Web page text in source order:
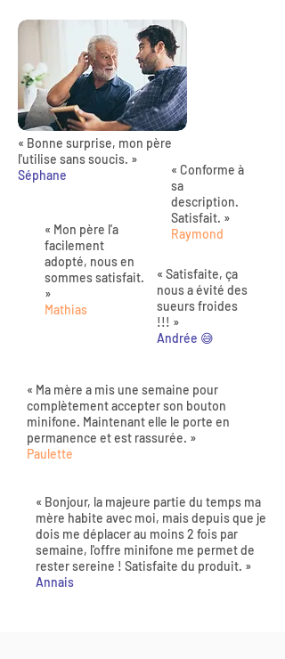
« Bonne surprise, mon père
l'utilise sans soucis. »
Séphane
« Mon père l'a
facilement
adopté, nous en
sommes satisfait.
»
Mathias
« Conforme à
sa
description.
Satisfait. »
Raymond
« Satisfaite, ça
nous a évité des
sueurs froides
!!! »
Andrée 😅
« Ma mère a mis une semaine pour
complètement accepter son bouton
minifone. Maintenant elle le porte en
permanence et est rassurée. »
Paulette
« Bonjour, la majeure partie du temps ma
mère habite avec moi, mais depuis que je
dois me déplacer au moins 2 fois par
semaine, l'offre minifone me permet de
rester sereine ! Satisfaite du produit. »
Annais